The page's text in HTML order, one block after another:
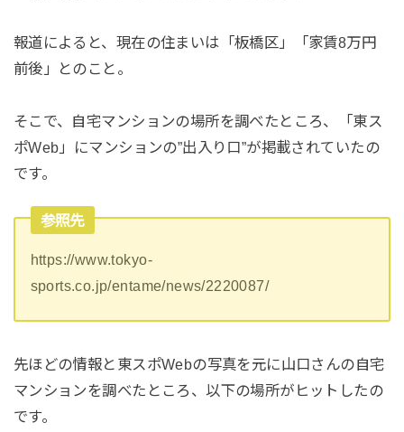
報道によると、現在の住まいは「板橋区」「家賃8万円
前後」とのこと。
そこで、自宅マンションの場所を調べたところ、「東ス
ポWeb」にマンションの”出入り口”が掲載されていたの
です。
参照先
https://www.tokyo-
sports.co.jp/entame/news/2220087/
先ほどの情報と東スポWebの写真を元に山口さんの自宅
マンションを調べたところ、以下の場所がヒットしたの
です。